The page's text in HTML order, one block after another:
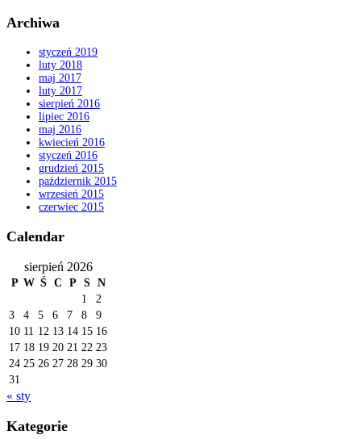
Archiwa
styczeń 2019
luty 2018
maj 2017
luty 2017
sierpień 2016
lipiec 2016
maj 2016
kwiecień 2016
styczeń 2016
grudzień 2015
październik 2015
wrzesień 2015
czerwiec 2015
Calendar
sierpień 2026
P W Ś C P S N
1
2
3
4 5 6 7 8
9
10 11 12 13 14 15 16
17 18 19 20 21 22 23
24 25 26 27 28 29 30
31
« sty
Kategorie